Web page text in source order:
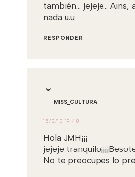
también... jejeje... Ains,
nada u.u
RESPONDER
MISS_CULTURA
15/2/10 19:48
Hola JMH¡¡¡
jejeje
No te preocupes lo